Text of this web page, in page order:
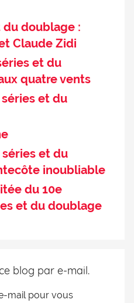
du doublage :
Claude Zidi
et du
quatre vents
et du
et du
inoubliable
du 10e
et du doublage
blog par e-mail.
mail pour vous